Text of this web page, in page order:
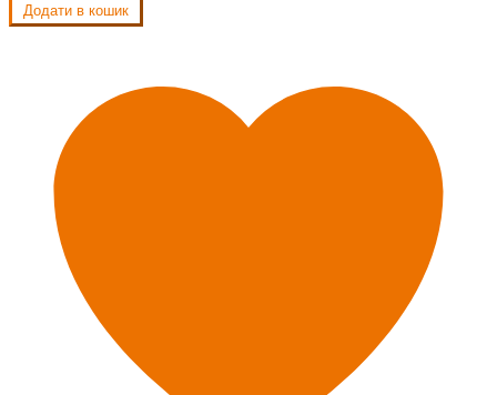
Додати в кошик